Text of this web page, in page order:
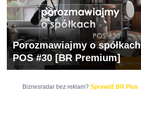
Porozmawiajmy o spółkach
POS #30 [BR Premium]
Biznesradar bez reklam? Sprawdź BR Plus